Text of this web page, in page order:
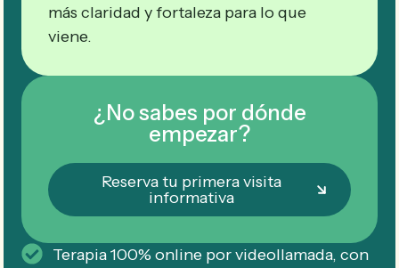
más claridad y fortaleza para lo que
viene.
¿No sabes por dónde
empezar?
Reserva tu primera visita
informativa
Terapia 100% online por videollamada, con